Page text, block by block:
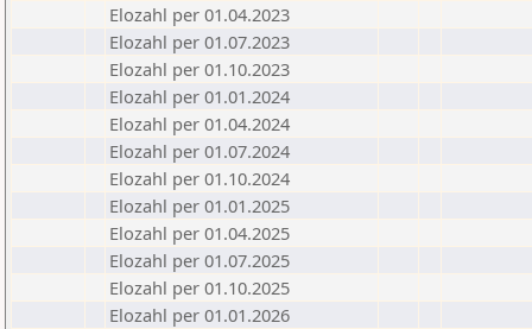
Elozahl per 01.04.2023
Elozahl per 01.07.2023
Elozahl per 01.10.2023
Elozahl per 01.01.2024
Elozahl per 01.04.2024
Elozahl per 01.07.2024
Elozahl per 01.10.2024
Elozahl per 01.01.2025
Elozahl per 01.04.2025
Elozahl per 01.07.2025
Elozahl per 01.10.2025
Elozahl per 01.01.2026